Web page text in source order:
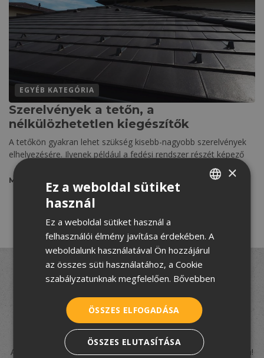
EGYÉB KATEGÓRIA
Szerelvények a tetőn, a
nélkülözhetetlen kiegészítők
A tetőkön gyakran lehet szükség kisebb-nagyobb szerelvények
elhelyezésére. Ilyenek például a fedési rendszer részét képező
MEGNÉZEM
Felújít, építkezik, de nem
tudja hogyan fogjon
hozzá?
A TetőtÉpítek csapata segít eligazodni a tetőfedés rejtelmeiben!
SERBIAN
×
Ez a weboldal sütiket
használ
Ez a weboldal sütiket használ a
felhasználói élmény javítása érdekében. A
weboldalunk használatával Ön hozzájárul
az összes süti használatához, a Cookie
szabályzatunknak megfelelően. Bővebben
ÖSSZES ELFOGADÁSA
ÖSSZES ELUTASÍTÁSA